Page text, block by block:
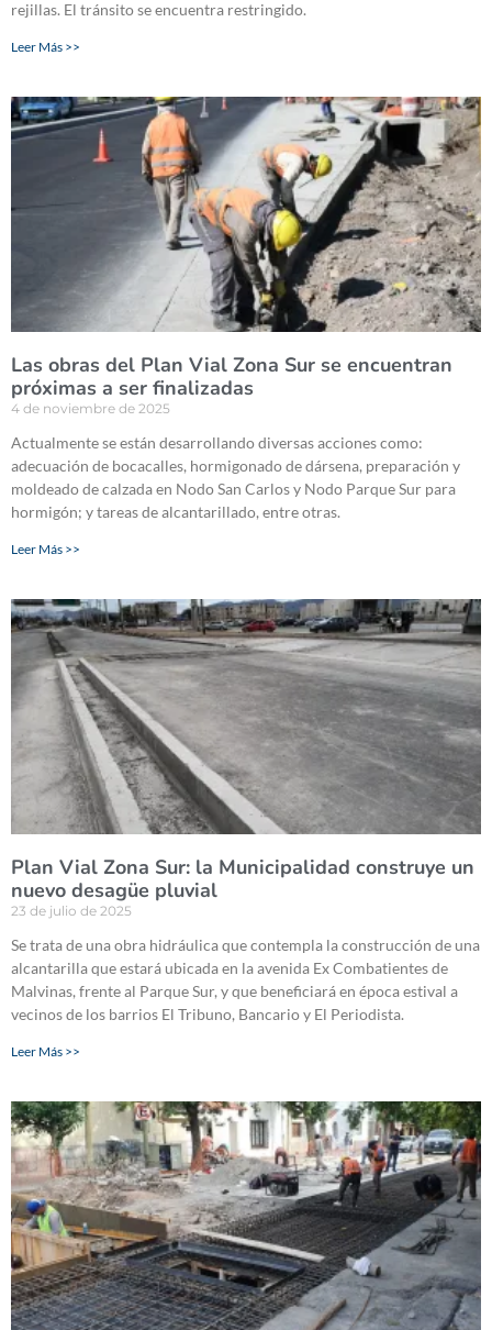
rejillas. El tránsito se encuentra restringido.
Leer Más >>
Las obras del Plan Vial Zona Sur se encuentran
próximas a ser finalizadas
4 de noviembre de 2025
Actualmente se están desarrollando diversas acciones como:
adecuación de bocacalles, hormigonado de dársena, preparación y
moldeado de calzada en Nodo San Carlos y Nodo Parque Sur para
hormigón; y tareas de alcantarillado, entre otras.
Leer Más >>
Plan Vial Zona Sur: la Municipalidad construye un
nuevo desagüe pluvial
23 de julio de 2025
Se trata de una obra hidráulica que contempla la construcción de una
alcantarilla que estará ubicada en la avenida Ex Combatientes de
Malvinas, frente al Parque Sur, y que beneficiará en época estival a
vecinos de los barrios El Tribuno, Bancario y El Periodista.
Leer Más >>